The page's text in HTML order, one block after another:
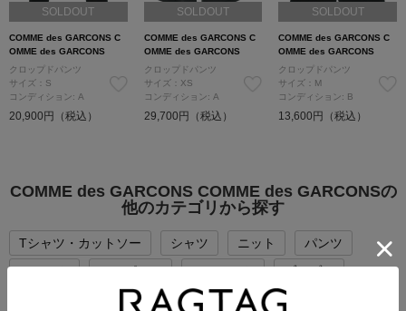
SOLDOUT
COMME des GARCONS C
OMME des GARCONS
クロップドパンツ
サイズ：S
コンディション: A
20,900円（税込）
SOLDOUT
COMME des GARCONS C
OMME des GARCONS
クロップドパンツ
サイズ：XS
コンディション: A
29,700円（税込）
SOLDOUT
COMME des GARCONS C
OMME des GARCONS
クロップドパンツ
サイズ：M
コンディション: B
13,600円（税込）
COMME des GARCONS COMME des GARCONSの
他のカテゴリから探す
Tシャツ・カットソー シャツ ニット
パンツ
スカート
ワンピース ジャケット
ブルゾン
シューズ 帽子